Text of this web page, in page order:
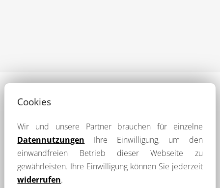
Cookies
Wir und unsere Partner brauchen für einzelne
Datennutzungen Ihre Einwilligung, um den
einwandfreien Betrieb dieser Webseite zu
gewährleisten. Ihre Einwilligung können Sie jederzeit
widerrufen.